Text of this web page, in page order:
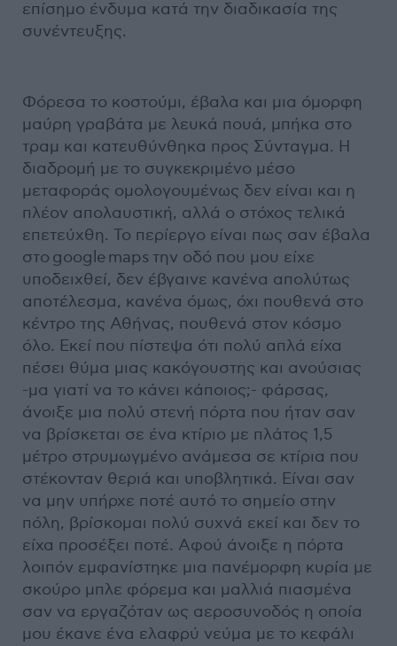
επίσημο ένδυμα κατά την διαδικασία της
συνέντευξης.
Φόρεσα το κοστούμι, έβαλα και μια όμορφη
μαύρη γραβάτα με λευκά πουά, μπήκα στο
τραμ και κατευθύνθηκα προς Σύνταγμα. Η
διαδρομή με το συγκεκριμένο μέσο
μεταφοράς ομολογουμένως δεν είναι και η
πλέον απολαυστική, αλλά ο στόχος τελικά
επετεύχθη. Το περίεργο είναι πως σαν έβαλα
στο google maps την οδό που μου είχε
υποδειχθεί, δεν έβγαινε κανένα απολύτως
αποτέλεσμα, κανένα όμως, όχι πουθενά στο
κέντρο της Αθήνας, πουθενά στον κόσμο
όλο. Εκεί που πίστεψα ότι πολύ απλά είχα
πέσει θύμα μιας κακόγουστης και ανούσιας
-μα γιατί να το κάνει κάποιος;- φάρσας,
άνοιξε μια πολύ στενή πόρτα που ήταν σαν
να βρίσκεται σε ένα κτίριο με πλάτος 1,5
μέτρο στρυμωγμένο ανάμεσα σε κτίρια που
στέκονταν θεριά και υποβλητικά. Είναι σαν
να μην υπήρχε ποτέ αυτό το σημείο στην
πόλη, βρίσκομαι πολύ συχνά εκεί και δεν το
είχα προσέξει ποτέ. Αφού άνοιξε η πόρτα
λοιπόν εμφανίστηκε μια πανέμορφη κυρία με
σκούρο μπλε φόρεμα και μαλλιά πιασμένα
σαν να εργαζόταν ως αεροσυνοδός η οποία
μου έκανε ένα ελαφρύ νεύμα με το κεφάλι